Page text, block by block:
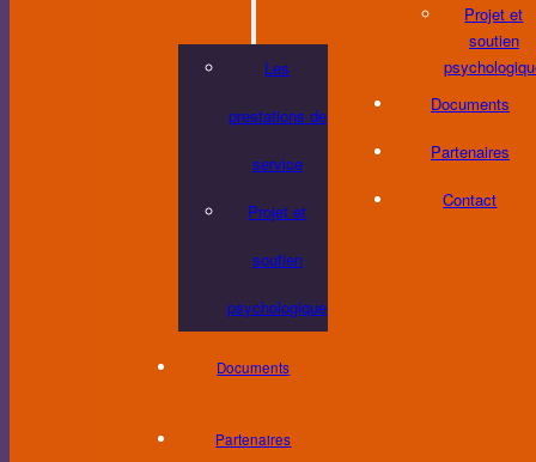
Les
prestations de
service
Projet et
soutien
psychologique
Documents
Partenaires
Projet et
soutien
Documents
Partenaires
Contact